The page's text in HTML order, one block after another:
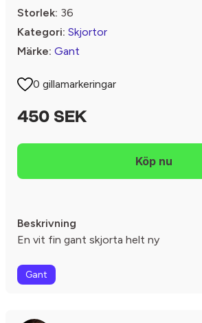
Storlek: 36
Kategori: Skjortor
Märke: Gant
0 gillamarkeringar
450 SEK
Beskrivning
En vit fin gant skjorta helt ny
Gant